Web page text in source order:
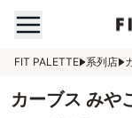
FIT PALETTE 系列店
カーブス みや